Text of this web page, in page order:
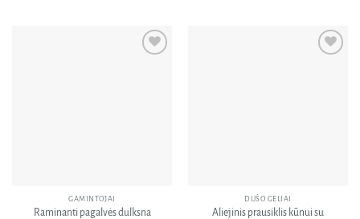
GAMINTOJAI
Raminanti pagalvės dulksna
DUŠO GELIAI
Aliejinis prausiklis kūnui su